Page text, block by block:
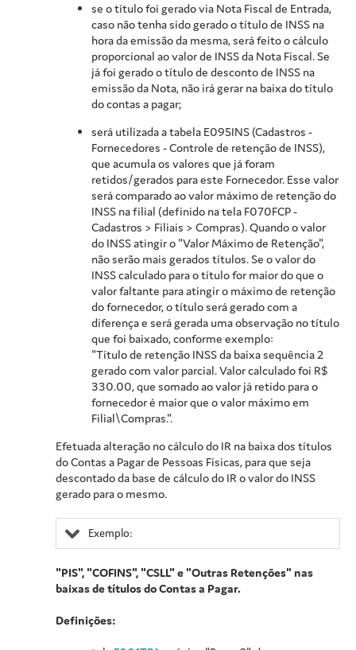
se o título foi gerado via Nota Fiscal de Entrada,
caso não tenha sido gerado o título de INSS na
hora da emissão da mesma, será feito o cálculo
proporcional ao valor de INSS da Nota Fiscal. Se
já foi gerado o título de desconto de INSS na
emissão da Nota, não irá gerar na baixa do título
do contas a pagar;
será utilizada a tabela E095INS (Cadastros -
Fornecedores - Controle de retenção de INSS),
que acumula os valores que já foram
retidos/gerados para este Fornecedor. Esse valor
será comparado ao valor máximo de retenção do
INSS na filial (definido na tela F070FCP -
Cadastros > Filiais > Compras). Quando o valor
do INSS atingir o "Valor Máximo de Retenção",
não serão mais gerados títulos. Se o valor do
INSS calculado para o título for maior do que o
valor faltante para atingir o máximo de retenção
do fornecedor, o título será gerado com a
diferença e será gerada uma observação no título
que foi baixado, conforme exemplo:
"Título de retenção INSS da baixa sequência 2
gerado com valor parcial. Valor calculado foi R$
330.00, que somado ao valor já retido para o
fornecedor é maior que o valor máximo em
Filial\Compras.".
Efetuada alteração no cálculo do IR na baixa dos títulos
do Contas a Pagar de Pessoas Físicas, para que seja
descontado da base de cálculo do IR o valor do INSS
gerado para o mesmo.
Exemplo:
"PIS", "COFINS", "CSLL" e "Outras Retenções" nas
baixas de títulos do Contas a Pagar.
Definições: